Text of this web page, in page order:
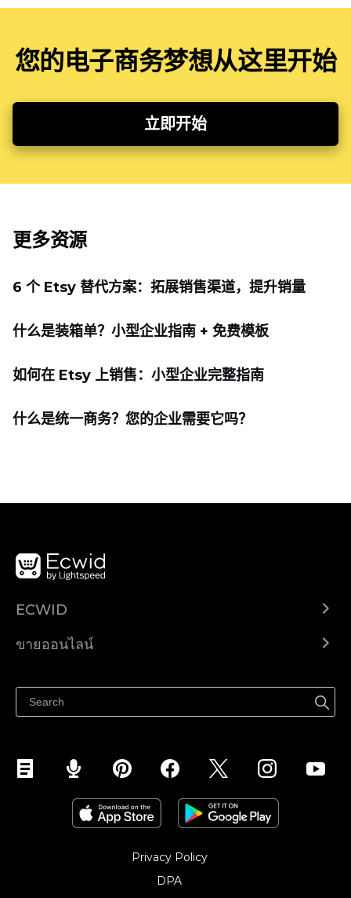
您的电子商务梦想从这里开始
立即开始
更多资源
6 个 Etsy 替代方案：拓展销售渠道，提升销量
什么是装箱单？小型企业指南 + 免费模板
如何在 Etsy 上销售：小型企业完整指南
什么是统一商务？您的企业需要它吗？
ECWID
ราคา
ขายออนไลน์
ขายบนเฟสบุ๊ค
Privacy Policy
DPA